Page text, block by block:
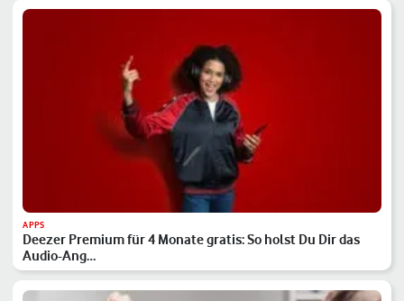
APPS
Deezer Premium für 4 Monate gratis: So holst Du Dir das
Audio-Ang…